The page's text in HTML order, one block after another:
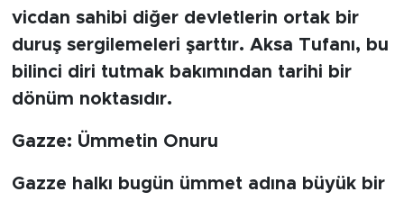
vicdan sahibi diğer devletlerin ortak bir
duruş sergilemeleri şarttır. Aksa Tufanı, bu
bilinci diri tutmak bakımından tarihi bir
dönüm noktasıdır.
Gazze: Ümmetin Onuru
Gazze halkı bugün ümmet adına büyük bir